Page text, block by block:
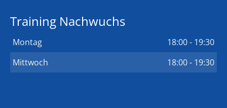
Training Nachwuchs
Montag
18:00 - 19:30
Mittwoch
18:00 - 19:30